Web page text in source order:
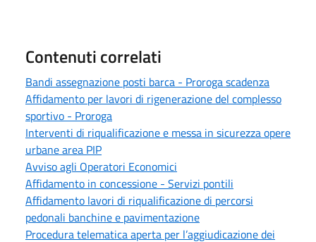
Contenuti correlati
Bandi assegnazione posti barca - Proroga scadenza
Affidamento per lavori di rigenerazione del complesso
sportivo - Proroga
Interventi di riqualificazione e messa in sicurezza opere
urbane area PIP
Avviso agli Operatori Economici
Affidamento in concessione - Servizi pontili
Affidamento lavori di riqualificazione di percorsi
pedonali banchine e pavimentazione
Procedura telematica aperta per l’aggiudicazione dei